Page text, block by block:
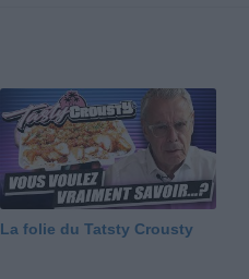
La folie du Tatsty Crousty